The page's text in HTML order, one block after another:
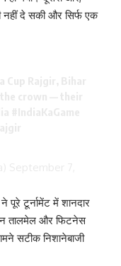
नहीं दे सकी और सिर्फ एक
पूरे टूर्नामेंट में शानदार
तालमेल और फिटनेस
सटीक निशानेबाजी